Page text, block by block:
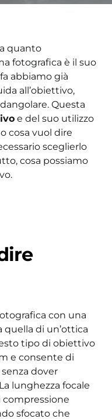
quanto
fotografica è il suo
abbiamo già
all’obiettivo,
Questa
e del suo utilizzo
cosa vuol dire
sceglierlo
cosa possiamo
con una
quella di un’ottica
tipo di obiettivo
e consente di
dover
lunghezza focale
compressione
sfocato che